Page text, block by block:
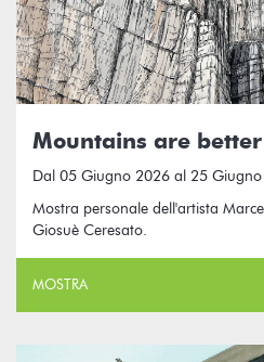
Mountains are
Dal 05 Giugno 2026 al 25
Mostra personale dell'artista
Giosuè Ceresato.
MOSTRA